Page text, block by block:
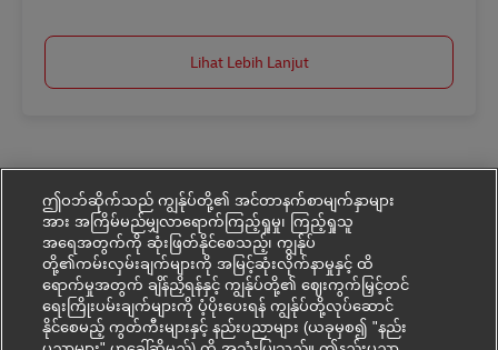
Lihat Lebih Lanjut
ဤဝဘ်ဆိုက်သည် ကျွန်ုပ်တို့၏ အင်တာနက်စာမျက်နှာများ
အား အကြိမ်မည်မျှလာရောက်ကြည့်ရှုမှု၊ ကြည့်ရှုသူ
အရေအတွက်ကို ဆုံးဖြတ်နိုင်စေသည့်၊ ကျွန်ုပ်
တို့၏ကမ်းလှမ်းချက်များကို အမြင့်ဆုံးလိုက်နာမှုနှင့် ထိ
ရောက်မှုအတွက် ချိန်ညှိရန်နှင့် ကျွန်ုပ်တို့၏ ဈေးကွက်မြှင့်တင်
ရေးကြိုးပမ်းချက်များကို ပံ့ပိုးပေးရန် ကျွန်ုပ်တို့လုပ်ဆောင်
နိုင်စေမည့် ကွတ်ကီးများနှင့် နည်းပညာများ (ယခုမှစ၍ "နည်း